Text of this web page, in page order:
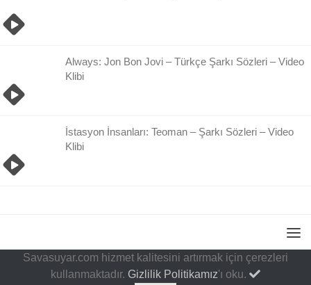
Always: Jon Bon Jovi – Türkçe Şarkı Sözleri – Video
Klibi
İstasyon İnsanları: Teoman – Şarkı Sözleri – Video
Klibi
Savasuyar.com hizmet kalitesini artırmak için çerezleri
kullanmaktadır. Gizlilik Politikamız'ı oku.